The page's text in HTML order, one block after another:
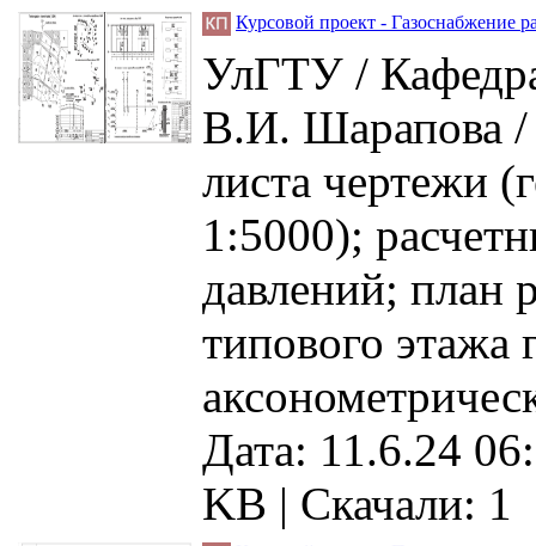
Курсовой проект - Газоснабжение
УлГТУ /
В.И. Шарапова /
листа чертежи
1:5000);
давлений; план
типового
Дата: 11.6.24
KB | Скачали: 1